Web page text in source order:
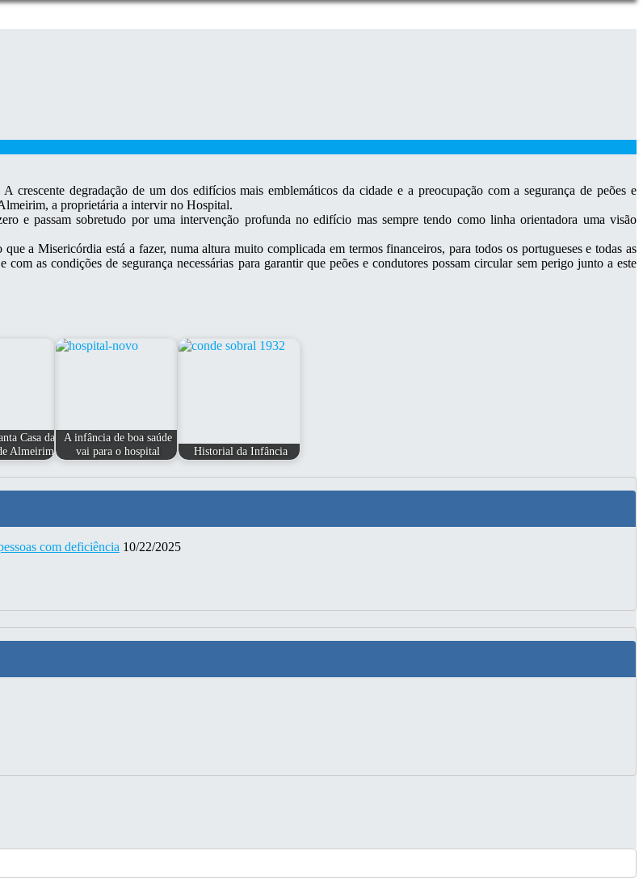
degradação de um dos edifícios mais emblemáticos da cidade e a preocupação com a segurança de peões e
a proprietária a intervir no Hospital.
e passam sobretudo por uma intervenção profunda no edifício mas sempre tendo como linha orientadora uma visão
a Misericórdia está a fazer, numa altura muito complicada em termos financeiros, para todos os portugueses e todas as
as condições de segurança necessárias para garantir que peões e condutores possam circular sem perigo junto a este
Casa da
Almeirim
A infância de boa saúde
vai para o hospital
Historial da Infância
com deficiência 10/22/2025